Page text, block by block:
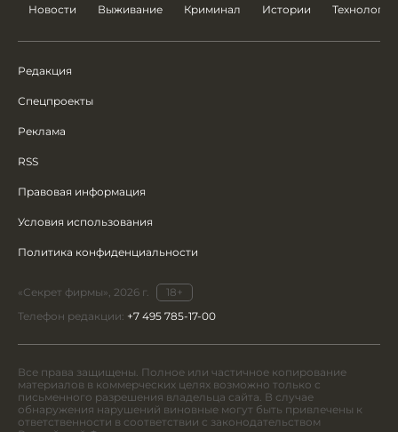
Новости Выживание Криминал Истории Технологии
Редакция
Спецпроекты
Реклама
RSS
Правовая информация
Условия использования
Политика конфиденциальности
«Секрет фирмы», 2026 г.
18+
Телефон редакции: +7 495 785-17-00
Все права защищены. Полное или частичное копирование
материалов в коммерческих целях возможно только с
письменного разрешения владельца сайта. В случае
обнаружения нарушений виновные могут быть привлечены к
ответственности в соответствии с законодательством